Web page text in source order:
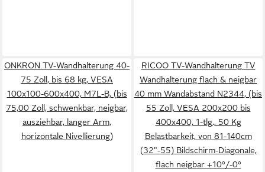
ONKRON TV-Wandhalterung 40-
75 Zoll, bis 68 kg, VESA
100x100-600x400, M7L-B, (bis
75,00 Zoll, schwenkbar, neigbar,
ausziehbar, langer Arm,
horizontale Nivellierung)
RICOO TV-Wandhalterung TV
Wandhalterung flach & neigbar
40 mm Wandabstand N2344, (bis
55 Zoll, VESA 200x200 bis
400x400, 1-tlg., 50 Kg
Belastbarkeit, von 81-140cm
(32"-55) Bildschirm-Diagonale,
flach neigbar +10°/-0°